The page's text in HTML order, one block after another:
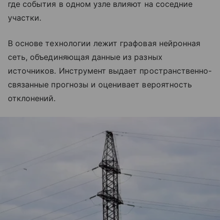
где события в одном узле влияют на соседние
участки.
В основе технологии лежит графовая нейронная
сеть, объединяющая данные из разных
источников. Инструмент выдает пространственно-
связанные прогнозы и оценивает вероятность
отклонений.